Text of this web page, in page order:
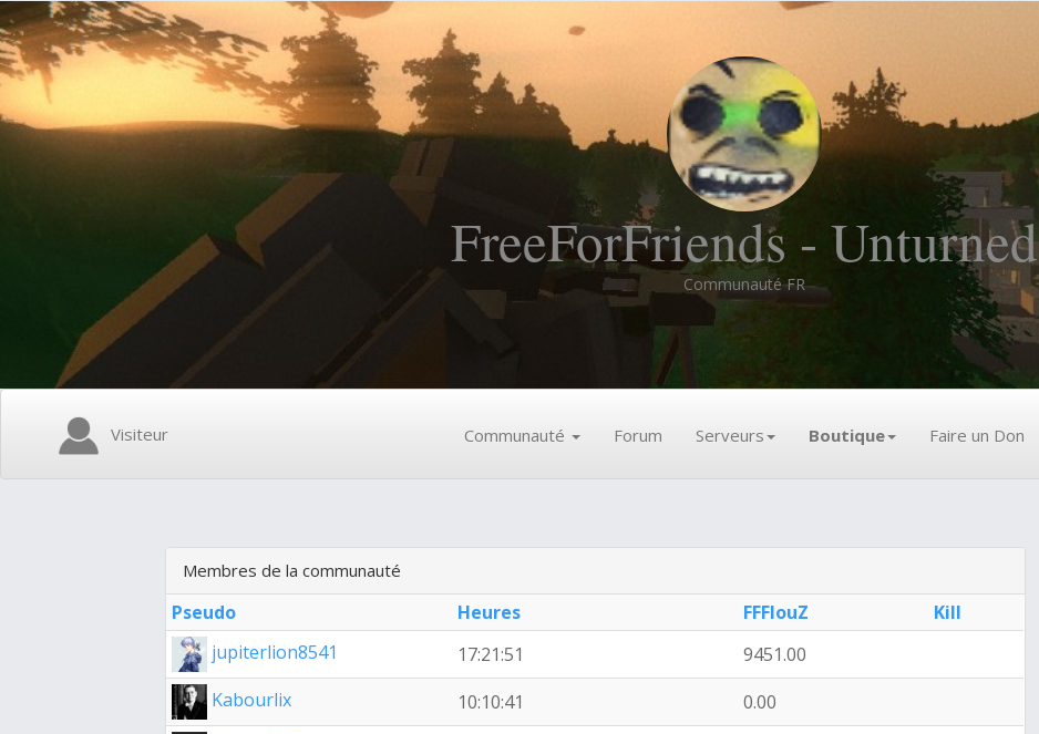
FreeForFriends - Unturned
Communauté FR
Visiteur Communauté Forum Serveurs Boutique Faire un Don
Membres de la communauté
Pseudo Heures FFFlouZ
Kill
jupiterlion8541
17:21:51
9451.00
Kabourlix
10:10:41
0.00